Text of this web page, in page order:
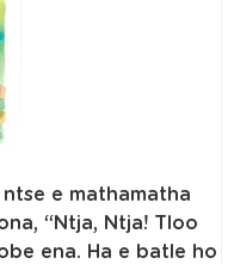
e mathamatha
“Ntja, Ntja! Tloo
ena. Ha e batle ho